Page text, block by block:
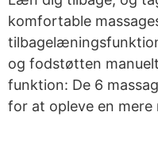
komfortable
og fodstøtten
funktion: De 6
for at opleve en mere